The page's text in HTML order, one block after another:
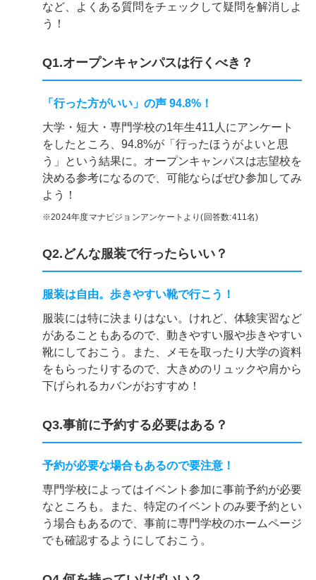
など、よくある質問をチェックして疑問を解消しよ
う！
Q1.オープンキャンパスは行くべき？
「行った方がいい」の声 94.8%！
大学・短大・専門学校の1年生411人にアンケート
をしたところ、94.8%が「行ったほうがよいと思
う」という結果に。オープンキャンパスは志望校を
決める参考になるので、可能ならばぜひ参加してみ
よう！
※2024年度マナビジョンアンケートより(回答数:411名)
Q2.どんな服装で行ったらいい？
服装は自由。歩きやすい靴で行こう！
服装には特に決まりはない。けれど、体験実習など
があることもあるので、動きやすい服や歩きやすい
靴にしておこう。また、メモを取ったり大学の資料
をもらったりするので、大きめのリュックや肩から
下げられるカバンがおすすめ！
Q3.事前に予約する必要はある？
予約が必要な場合もあるので要注意！
専門学校によってはイベント参加に事前予約が必要
なところも。また、特定のイベントのみ要予約とい
う場合もあるので、事前に専門学校のホームページ
でも確認するようにしておこう。